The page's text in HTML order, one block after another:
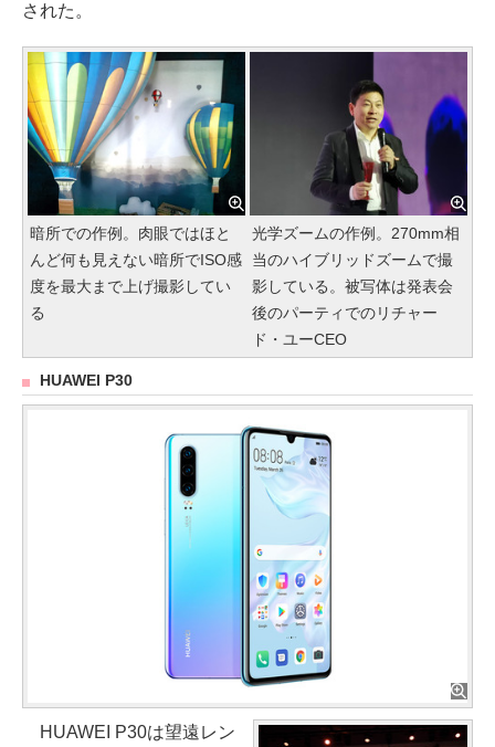
された。
暗所での作例。肉眼ではほと
んど何も見えない暗所でISO感
度を最大まで上げ撮影してい
る
光学ズームの作例。270mm相
当のハイブリッドズームで撮
影している。被写体は発表会
後のパーティでのリチャー
ド・ユーCEO
HUAWEI P30
HUAWEI P30は望遠レン